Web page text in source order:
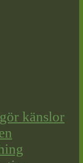
känslor